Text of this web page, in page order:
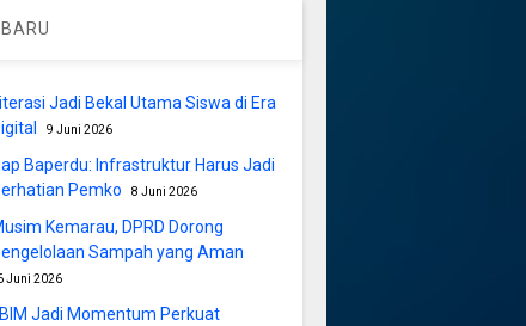
Jadi Bekal Utama Siswa di Era
9 Juni 2026
Baperdu: Infrastruktur Harus Jadi
Pemko
8 Juni 2026
Kemarau, DPRD Dorong
Sampah yang Aman
Juni 2026
Jadi Momentum Perkuat